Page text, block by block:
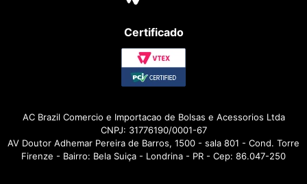
Certificado
AC Brazil Comercio e Importacao de Bolsas e Acessorios Ltda
CNPJ: 31776190/0001-67
AV Doutor Adhemar Pereira de Barros, 1500 - sala 801 - Cond. Torre
Firenze - Bairro: Bela Suiça - Londrina - PR - Cep: 86.047-250